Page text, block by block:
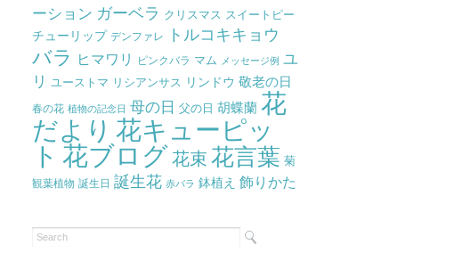
ーション ガーベラ クリスマス スイートピー
チューリップ デンファレ トルコキキョウ
バラ ヒマワリ ピンクバラ マム メッセージ例 ユ
リ ユーストマ リシアンサス リンドウ 敬老の日
春の花 植物の記念日 母の日 父の日 胡蝶蘭 花
だより 花キューピッ
ト 花ブログ 花束 花言葉 菊
観葉植物 誕生日 誕生花 赤バラ 鉢植え 飾りかた